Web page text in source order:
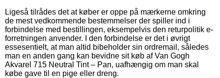
Ligeså tilrådes det at køber er oppe på mærkerne omkring
de mest vedkommende bestemmelser der spiller ind i
forbindelse med bestillingen, eksempelvis den returpolitik e-
forretningen anvender. I den forbindelse er det i øvrigt
essesentielt, at man altid bibeholder sin ordremail, således
man en anden gang kan bevidne sit køb af Van Gogh
Akvarel 715 Neutral Tint – Pan, uafhængig om man skal
købe gave til en pige eller dreng.